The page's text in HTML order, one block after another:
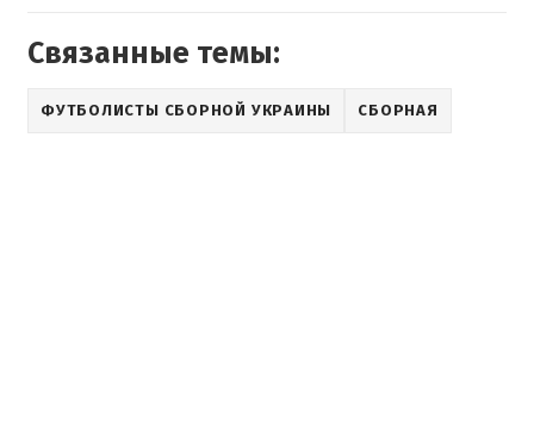
Связанные темы:
ФУТБОЛИСТЫ СБОРНОЙ УКРАИНЫ СБОРНАЯ